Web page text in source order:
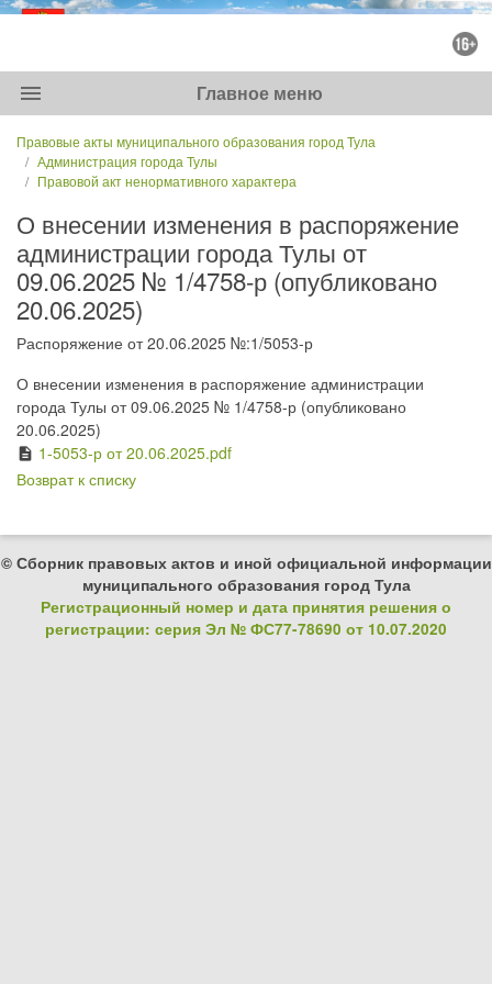
menu Главное меню
Правовые акты муниципального образования город Тула
Администрация города Тулы
Правовой акт ненормативного характера
О внесении изменения в распоряжение
администрации города Тулы от
09.06.2025 № 1/4758-р (опубликовано
20.06.2025)
Распоряжение от 20.06.2025 №:1/5053-р
О внесении изменения в распоряжение администрации
города Тулы от 09.06.2025 № 1/4758-р (опубликовано
20.06.2025)
description 1-5053-р от 20.06.2025.pdf
Возврат к списку
© Сборник правовых актов и иной официальной информации
муниципального образования город Тула
Регистрационный номер и дата принятия решения о
регистрации: серия Эл № ФС77-78690 от 10.07.2020